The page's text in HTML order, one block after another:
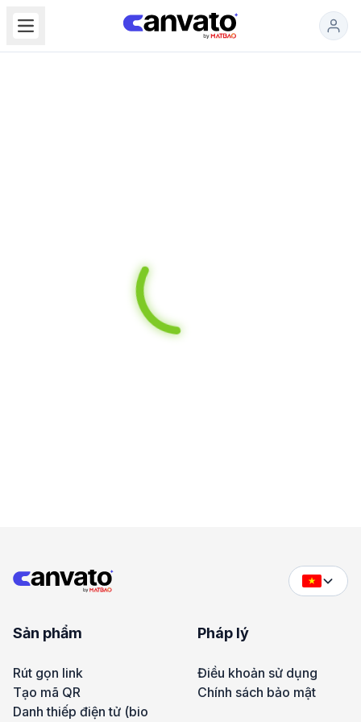
Sản phẩm
Rút gọn link
Tạo mã QR
Danh thiếp điện tử (bio
Pháp lý
Điều khoản sử dụng
Chính sách bảo mật